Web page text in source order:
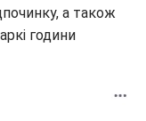
а також
години